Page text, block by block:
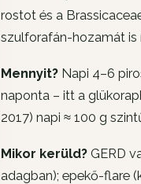
rostot és a
szulforafán-hozamát is
Mennyit? Napi 4–6
naponta – itt a
2017) napi ≈ 100 g
Mikor kerüld? GERD
adagban); epekő-flare